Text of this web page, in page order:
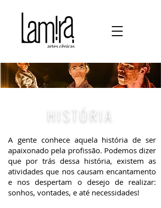
HISTÓRIA
A gente conhece aquela história de ser
apaixonado pela profissão. Podemos dizer
que por trás dessa história, existem as
atividades que nos causam encantamento
e nos despertam o desejo de realizar:
sonhos, vontades, e até necessidades!